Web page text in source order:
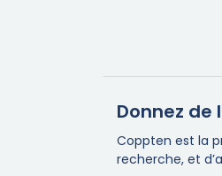
Donnez
Coppten est la
recherche, et